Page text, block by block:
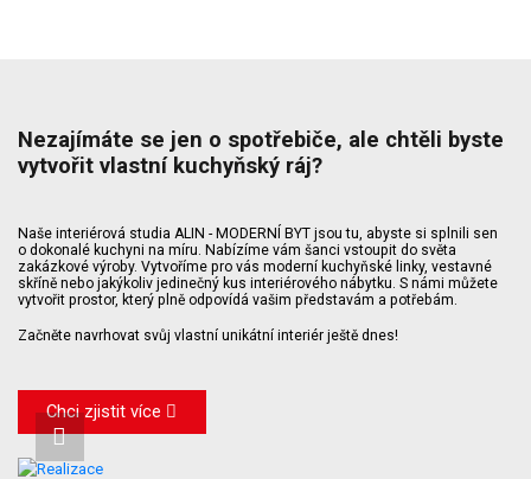
Nezajímáte se jen o spotřebiče, ale chtěli byste
vytvořit vlastní kuchyňský ráj?
Naše interiérová studia ALIN - MODERNÍ BYT jsou tu, abyste si splnili sen
o dokonalé kuchyni na míru. Nabízíme vám šanci vstoupit do světa
zakázkové výroby. Vytvoříme pro vás moderní kuchyňské linky, vestavné
skříně nebo jakýkoliv jedinečný kus interiérového nábytku. S námi můžete
vytvořit prostor, který plně odpovídá vašim představám a potřebám.
Začněte navrhovat svůj vlastní unikátní interiér ještě dnes!
Chci zjistit více